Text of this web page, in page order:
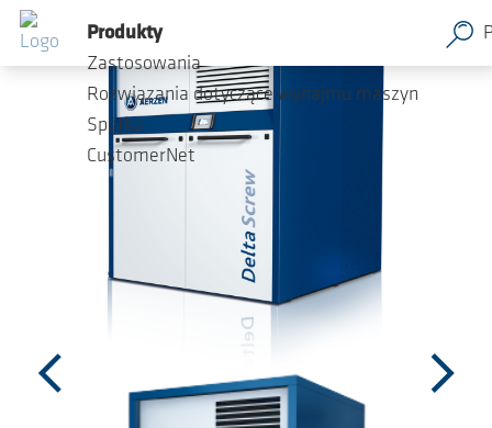
Przejdź do głównej zawartości
Produkty
Zastosowania
Rozwiązania dotyczące wynajmu maszyn
Spółka
CustomerNet